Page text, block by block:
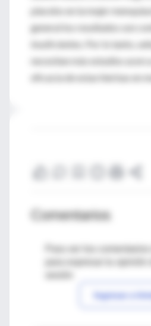
placebo en la mujer
general los resultados son
insuficientes. Por lo tanto,
necesitan más estudios
eficacia de estas hierbas en
Comentarios
Para ver los
Ingresar a